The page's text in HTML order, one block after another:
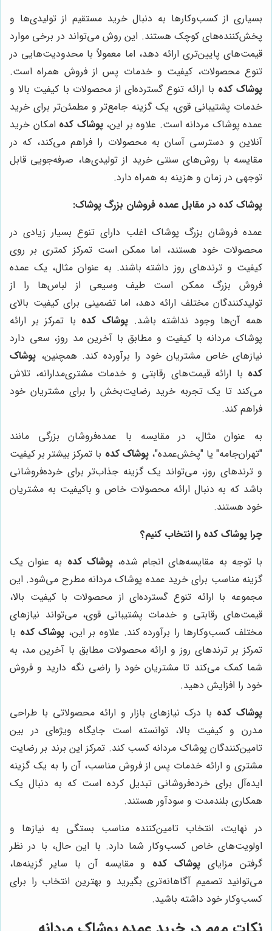
بسیاری از کسب‌وکارها به دنبال خرید مستقیم از تولیدی‌ها و
پخش‌کننده‌های کوچک هستند. این روش می‌تواند در برخی موارد
قیمت‌های پایین‌تری ارائه دهد، اما معمولاً با محدودیت‌هایی در
تنوع محصولات، کیفیت و خدمات پس از فروش همراه است.
پوشاک کده با ارائه تنوع گسترده‌ای از محصولات با کیفیت بالا و
خدمات پشتیبانی قوی، یک گزینه جامع‌تر و مطمئن‌تر برای خرید
عمده پوشاک مردانه است. علاوه بر این،پوشاک کده امکان خرید
آنلاین و دسترسی آسان به محصولات را فراهم می‌کند، که در
مقایسه با روش‌های سنتی خرید از تولیدی‌ها، صرفه‌جویی قابل
توجهی در زمان و هزینه به همراه دارد.
پوشاک کده در مقابل عمده فروشان بزرگ پوشاک:
عمده فروشان بزرگ پوشاک اغلب دارای تنوع بسیار زیادی در
محصولات خود هستند، اما ممکن است تمرکز کمتری بر روی
کیفیت و ترندهای روز داشته باشند. به عنوان مثال، یک عمده
فروش بزرگ ممکن است طیف وسیعی از لباس‌ها را از
تولیدکنندگان مختلف ارائه دهد، اما تضمینی برای کیفیت بالای
همه آن‌ها وجود نداشته باشد. پوشاک کده با تمرکز بر ارائه
پوشاک مردانه با کیفیت و مطابق با آخرین مد روز، سعی دارد
نیازهای خاص مشتریان خود را برآورده کند. همچنین، پوشاک
کده با ارائه قیمت‌های رقابتی و خدمات مشتری‌مدارانه، تلاش
می‌کند تا یک تجربه خرید رضایت‌بخش را برای مشتریان خود
فراهم کند.
به عنوان مثال، در مقایسه با عمده‌فروشان بزرگی مانند
"تهران‌جامه" یا "پخش‌عمده"،پوشاک کده با تمرکز بیشتر بر کیفیت
و ترندهای روز، می‌تواند یک گزینه جذاب‌تر برای خرده‌فروشانی
باشد که به دنبال ارائه محصولات خاص و باکیفیت به مشتریان
خود هستند.
چرا پوشاک کده را انتخاب کنیم؟
با توجه به مقایسه‌های انجام شده،پوشاک کده به عنوان یک
گزینه مناسب برای خرید عمده پوشاک مردانه مطرح می‌شود. این
مجموعه با ارائه تنوع گسترده‌ای از محصولات با کیفیت بالا،
قیمت‌های رقابتی و خدمات پشتیبانی قوی، می‌تواند نیازهای
مختلف کسب‌وکارها را برآورده کند. علاوه بر این، پوشاک کده با
تمرکز بر ترندهای روز و ارائه محصولات مطابق با آخرین مد، به
شما کمک می‌کند تا مشتریان خود را راضی نگه دارید و فروش
خود را افزایش دهید.
پوشاک کده با درک نیازهای بازار و ارائه محصولاتی با طراحی
مدرن و کیفیت بالا، توانسته است جایگاه ویژه‌ای در بین
تامین‌کنندگان پوشاک مردانه کسب کند. تمرکز این برند بر رضایت
مشتری و ارائه خدمات پس از فروش مناسب، آن را به یک گزینه
ایده‌آل برای خرده‌فروشانی تبدیل کرده است که به دنبال یک
همکاری بلندمدت و سودآور هستند.
در نهایت، انتخاب تامین‌کننده مناسب بستگی به نیازها و
اولویت‌های خاص کسب‌وکار شما دارد. با این حال، با در نظر
گرفتن مزایای پوشاک کده و مقایسه آن با سایر گزینه‌ها،
می‌توانید تصمیم آگاهانه‌تری بگیرید و بهترین انتخاب را برای
کسب‌وکار خود داشته باشید.